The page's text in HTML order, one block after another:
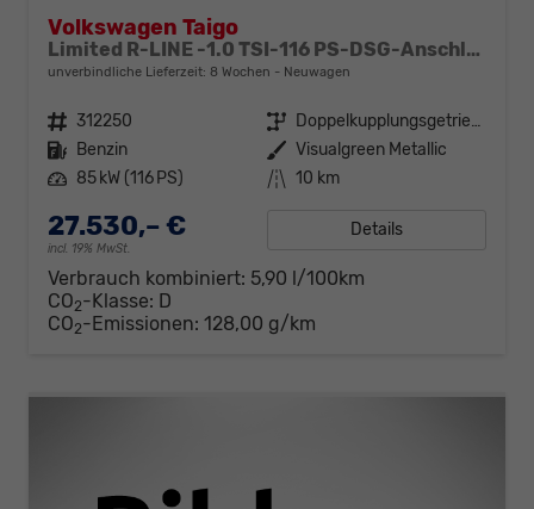
Volkswagen Taigo
Limited R-LINE -1.0 TSI-116 PS-DSG-Anschlussgarantie-AppleCarPlay-AndroidAuto-Kessy GO-ACC-PDC2x-Kamera-Klimaautomatik-LED MATRIX-18"Alu
unverbindliche Lieferzeit: 8 Wochen Neuwagen
Fahrzeugnr. 312250 Getriebe
Doppelkupplungsgetriebe (DSG)
Kraftstoff Benzin Außenfarbe Visualgreen Metallic
Leistung 85 kW (116 PS) Kilometerstand 10 km
27.530,– €
incl. 19% MwSt.
Details
Verbrauch kombiniert: 5,90 l/100km
CO2-Klasse: D
CO2-Emissionen: 128,00 g/km